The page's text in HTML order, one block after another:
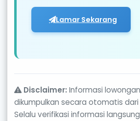
Lamar Sekarang
Disclaimer: Informasi
dikumpulkan secara otomatis
Selalu verifikasi informasi